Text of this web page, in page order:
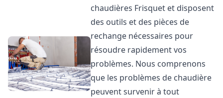
chaudières Frisquet et disposent
des outils et des pièces de
rechange nécessaires pour
résoudre rapidement vos
problèmes. Nous comprenons
que les problèmes de chaudière
peuvent survenir à tout